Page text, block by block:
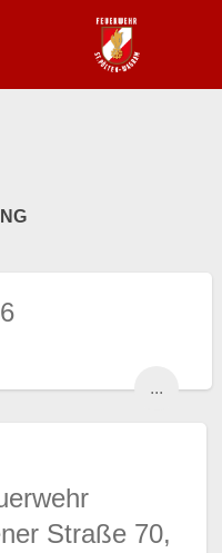
...
Straße 70,